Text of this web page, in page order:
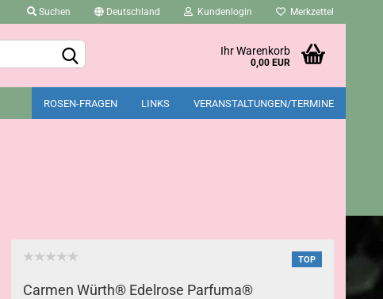
Suchen Deutschland Kundenlogin
Passwort vergessen?
Merkzettel
Ihr Warenkorb
0,00 EUR
ROSEN-FRAGEN LINKS VERANSTALTUNGEN/TERMINE
TOP
Carmen Würth® Edelrose Parfuma®